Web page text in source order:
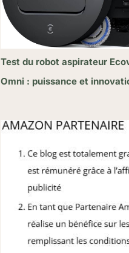
Test du robot aspirateur
Omni : puissance et